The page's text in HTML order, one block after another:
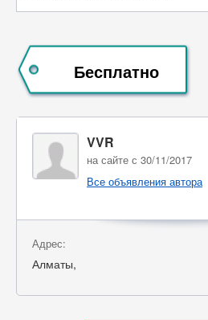
Бесплатно
VVR
на сайте с 30/11/2017
Все объявления автора
Адрес:
Алматы,